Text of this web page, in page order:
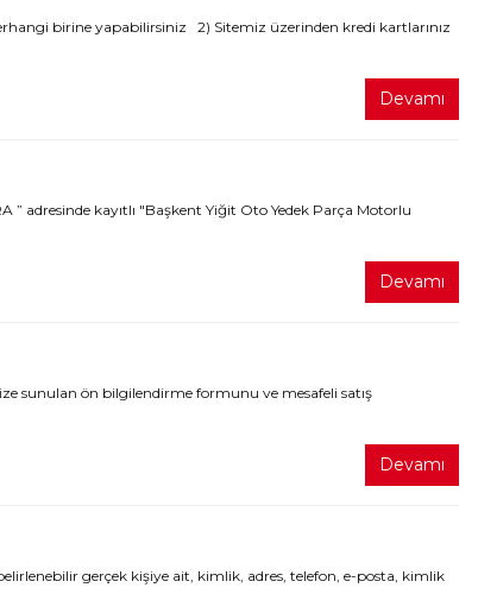
birine yapabilirsiniz 2) Sitemiz üzerinden kredi kartlarınız
Devamı
adresinde kayıtlı "Başkent Yiğit Oto Yedek Parça Motorlu
Devamı
sunulan ön bilgilendirme formunu ve mesafeli satış
Devamı
gerçek kişiye ait, kimlik, adres, telefon, e-posta, kimlik